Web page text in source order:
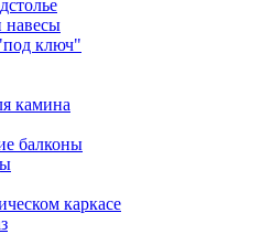
навесы
ключ"
камина
балконы
каркасе